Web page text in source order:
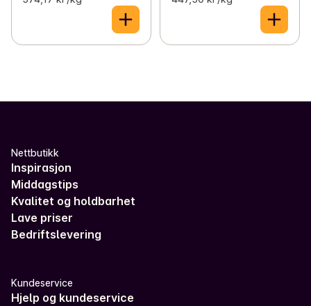
Nettbutikk
Inspirasjon
Middagstips
Kvalitet og holdbarhet
Lave priser
Bedriftslevering
Kundeservice
Hjelp og kundeservice